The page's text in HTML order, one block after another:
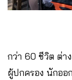
กว่า 60 ชีวิต ต่า
ผู้ปกครอง นักออ